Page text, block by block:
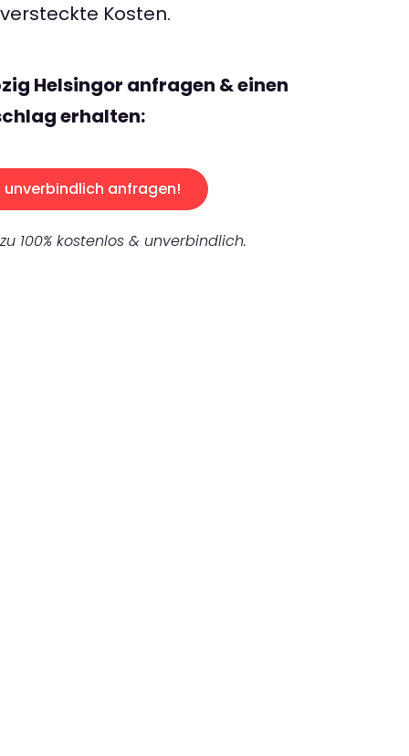
Kosten.
Helsingor anfragen & einen
erhalten:
unverbindlich anfragen!
100% kostenlos & unverbindlich.